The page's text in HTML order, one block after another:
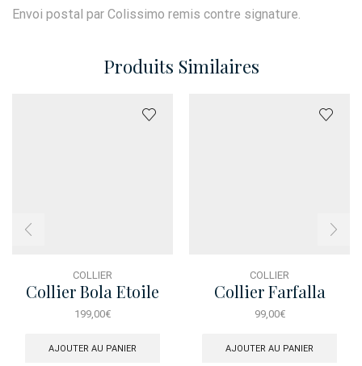
Envoi postal par Colissimo remis contre signature.
Produits Similaires
COLLIER
Collier Bola Etoile
199,00€
AJOUTER AU PANIER
COLLIER
Collier Farfalla
Pampille
99,00€
AJOUTER AU PANIER